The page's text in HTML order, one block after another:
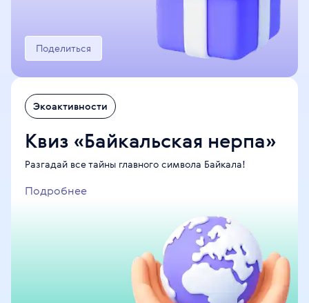
Поделиться
Экоактивности
Квиз «Байкальская нерпа»
Разгадай все тайны главного символа Байкала!
Подробнее